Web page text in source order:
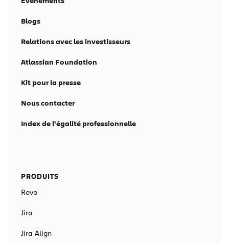
Blogs
Relations avec les investisseurs
Atlassian Foundation
Kit pour la presse
Nous contacter
Index de l'égalité professionnelle
PRODUITS
Rovo
Jira
Jira Align